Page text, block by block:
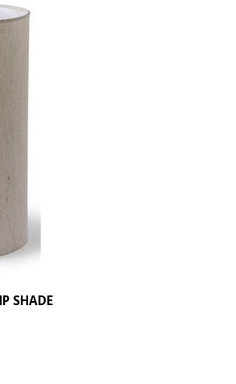
SHADE